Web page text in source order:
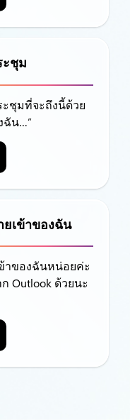
ะชุม
ะชุมที่จะถึงนี้ด้วย
ฉัน…”
เข้าของฉัน
าของฉันหน่อยค่ะ
Outlook ด้วยนะ